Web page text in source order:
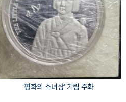
1987 서울올림픽 기념주화 유도 33mm 17g